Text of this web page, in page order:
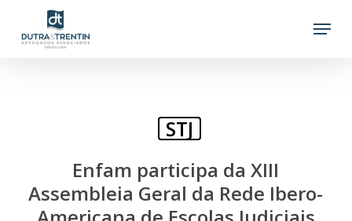
Menu
STJ
Enfam participa da XIII
Assembleia Geral da Rede Ibero-